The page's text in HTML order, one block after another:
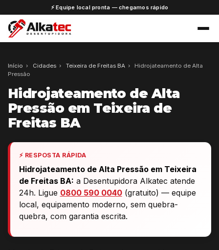
⚡ Equipe local pronta — chegamos rápido
Início › Cidades › Teixeira de Freitas BA ›
Hidrojateamento de Alta
Pressão
Hidrojateamento de Alta
Pressão em Teixeira de
Freitas BA
⚡ RESPOSTA RÁPIDA
Hidrojateamento de Alta Pressão em Teixeira
de Freitas BA: a Desentupidora Alkatec atende
24h. Ligue 0800 590 0040(gratuito) — equipe
local, equipamento moderno, sem quebra-
quebra, com garantia escrita.